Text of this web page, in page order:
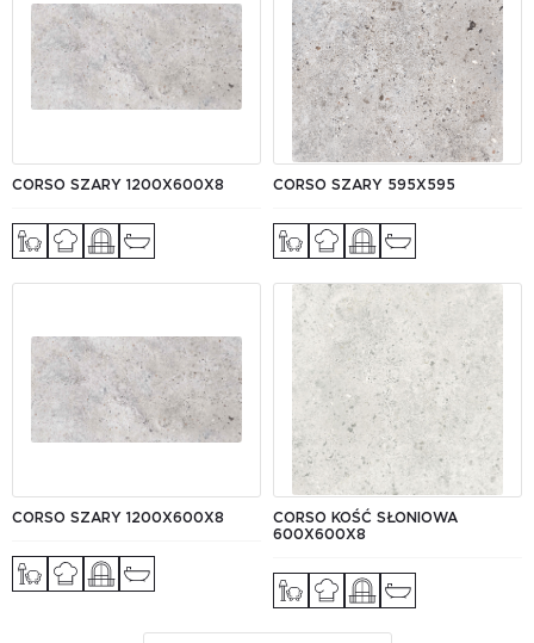
CORSO SZARY 1200X600X8 CORSO SZARY 595X595
CORSO SZARY 1200Х600Х8
CORSO KOŚĆ SŁONIOWA
600X600X8